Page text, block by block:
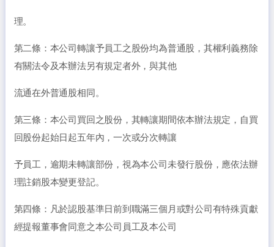
理。
第二條：本公司轉讓予員工之股份均為普通股，其權利義務除
有關法令及本辦法另有規定者外，與其他
流通在外普通股相同。
第三條：本公司買回之股份，其轉讓期間依本辦法規定，自買
回股份起始日起五年內，一次或分次轉讓
予員工，逾期未轉讓部份，視為本公司未發行股份，應依法辦
理註銷股本變更登記。
第四條：凡於認股基準日前到職滿三個月或對公司有特殊貢獻
經提報董事會同意之本公司員工及本公司